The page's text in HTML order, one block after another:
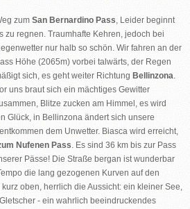
zum San Bernardino Pass, Leider beginnt
zu regnen. Traumhafte Kehren, jedoch bei
nur halb so schön. Wir fahren an der
Höhe (2065m) vorbei talwärts, der Regen
sich, es geht weiter Richtung Bellinzona.
uns braut sich ein mächtiges Gewitter
Blitze zucken am Himmel, es wird
Glück, in Bellinzona ändert sich unsere
dem Unwetter. Biasca wird erreicht,
Nufenen Pass. Es sind 36 km bis zur Pass
Pässe! Die Straße bergan ist wunderbar
die lang gezogenen Kurven auf den
oben, herrlich die Aussicht: ein kleiner See,
- ein wahrlich beeindruckendes